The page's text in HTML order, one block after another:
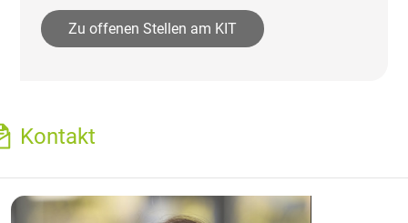
Zu offenen Stellen am KIT
Kontakt